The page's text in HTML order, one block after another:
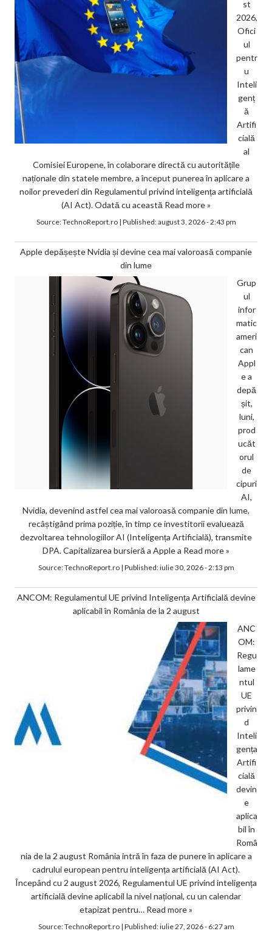
st
2026,
Ofici
ul
pentr
u
Inteli
genț
ă
Artifi
cială
al
Comisiei Europene, în colaborare directă cu autoritățile
naționale din statele membre, a început punerea în aplicare a
noilor prevederi din Regulamentul privind inteligența artificială
(AI Act). Odată cu această Read more »
Source:TechnoReport.ro| Published:august 3, 2026 - 2:43 pm
Apple depășește Nvidia și devine cea mai valoroasă companie
din lume
Grup
ul
infor
matic
ameri
can
Appl
e a
depă
șit,
luni,
prod
ucăt
orul
de
cipuri
AI,
Nvidia, devenind astfel cea mai valoroasă companie din lume,
recâștigând prima poziție, în timp ce investitorii evaluează
dezvoltarea tehnologiilor AI (Inteligența Artificială), transmite
DPA. Capitalizarea bursieră a Apple a Read more »
Source:TechnoReport.ro| Published:iulie 30, 2026 - 2:13 pm
ANCOM: Regulamentul UE privind Inteligența Artificială devine
aplicabil în România de la 2 august
ANC
OM:
Regu
lame
ntul
UE
privin
d
Inteli
gența
Artifi
cială
devin
e
aplica
bil în
Româ
nia de la 2 august România intră în faza de punere în aplicare a
cadrului european pentru inteligența artificială (AI Act).
Începând cu 2 august 2026, Regulamentul UE privind inteligența
artificială devine aplicabil la nivel național, cu un calendar
etapizat pentru… Read more »
Source:TechnoReport.ro| Published:iulie 27, 2026 - 6:27 am